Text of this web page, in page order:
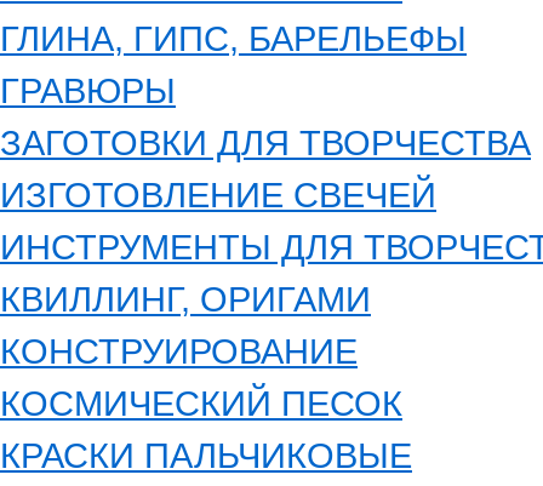
ГЛИНА, ГИПС, БАРЕЛЬЕФЫ
ГРАВЮРЫ
ЗАГОТОВКИ ДЛЯ ТВОРЧЕСТВА
ИЗГОТОВЛЕНИЕ СВЕЧЕЙ
ИНСТРУМЕНТЫ ДЛЯ
КВИЛЛИНГ, ОРИГАМИ
КОНСТРУИРОВАНИЕ
КОСМИЧЕСКИЙ ПЕСОК
КРАСКИ ПАЛЬЧИКОВЫЕ